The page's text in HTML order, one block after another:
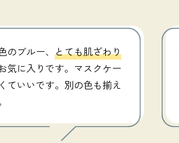
のブルー、 とても肌ざわり
気に入りです。マスクケー
ていいです。別の色も揃え